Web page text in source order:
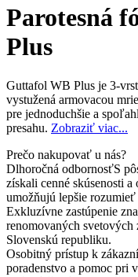
Parotesná
Plus
Guttafol WB Plus je 3-
vystužená armovacou
pre jednoduchšie a
presahu. Zobraziť viac...
Prečo nakupovať u nás?
Dlhoročná odbornosťS
získali cenné skúsenosti
umožňujú lepšie
Exkluzívne zastúpenie
renomovaných
Slovenskú republiku.
Osobitný prístup k
poradenstvo a pomoc pri